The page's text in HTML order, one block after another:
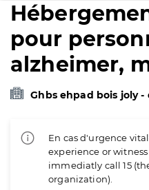
pour
alzheimer,
Ghbs ehpad bois joly
En cas d'urgence
experience or
immediatly call 15
organization).